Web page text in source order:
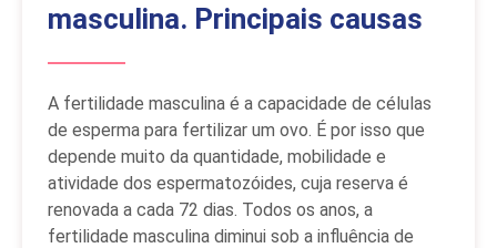
masculina. Principais causas
A fertilidade masculina é a capacidade de células
de esperma para fertilizar um ovo. É por isso que
depende muito da quantidade, mobilidade e
atividade dos espermatozóides, cuja reserva é
renovada a cada 72 dias. Todos os anos, a
fertilidade masculina diminui sob a influência de